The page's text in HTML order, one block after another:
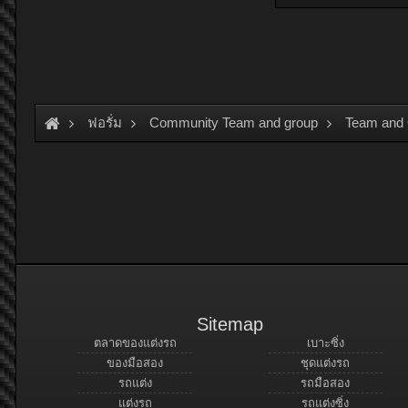
ฟอรั่ม Community Team and group Team and
Sitemap
ตลาดของแต่งรถ
ของมือสอง
รถแต่ง
แต่งรถ
เบาะซิ่ง
ชุดแต่งรถ
รถมือสอง
รถแต่งซิ่ง